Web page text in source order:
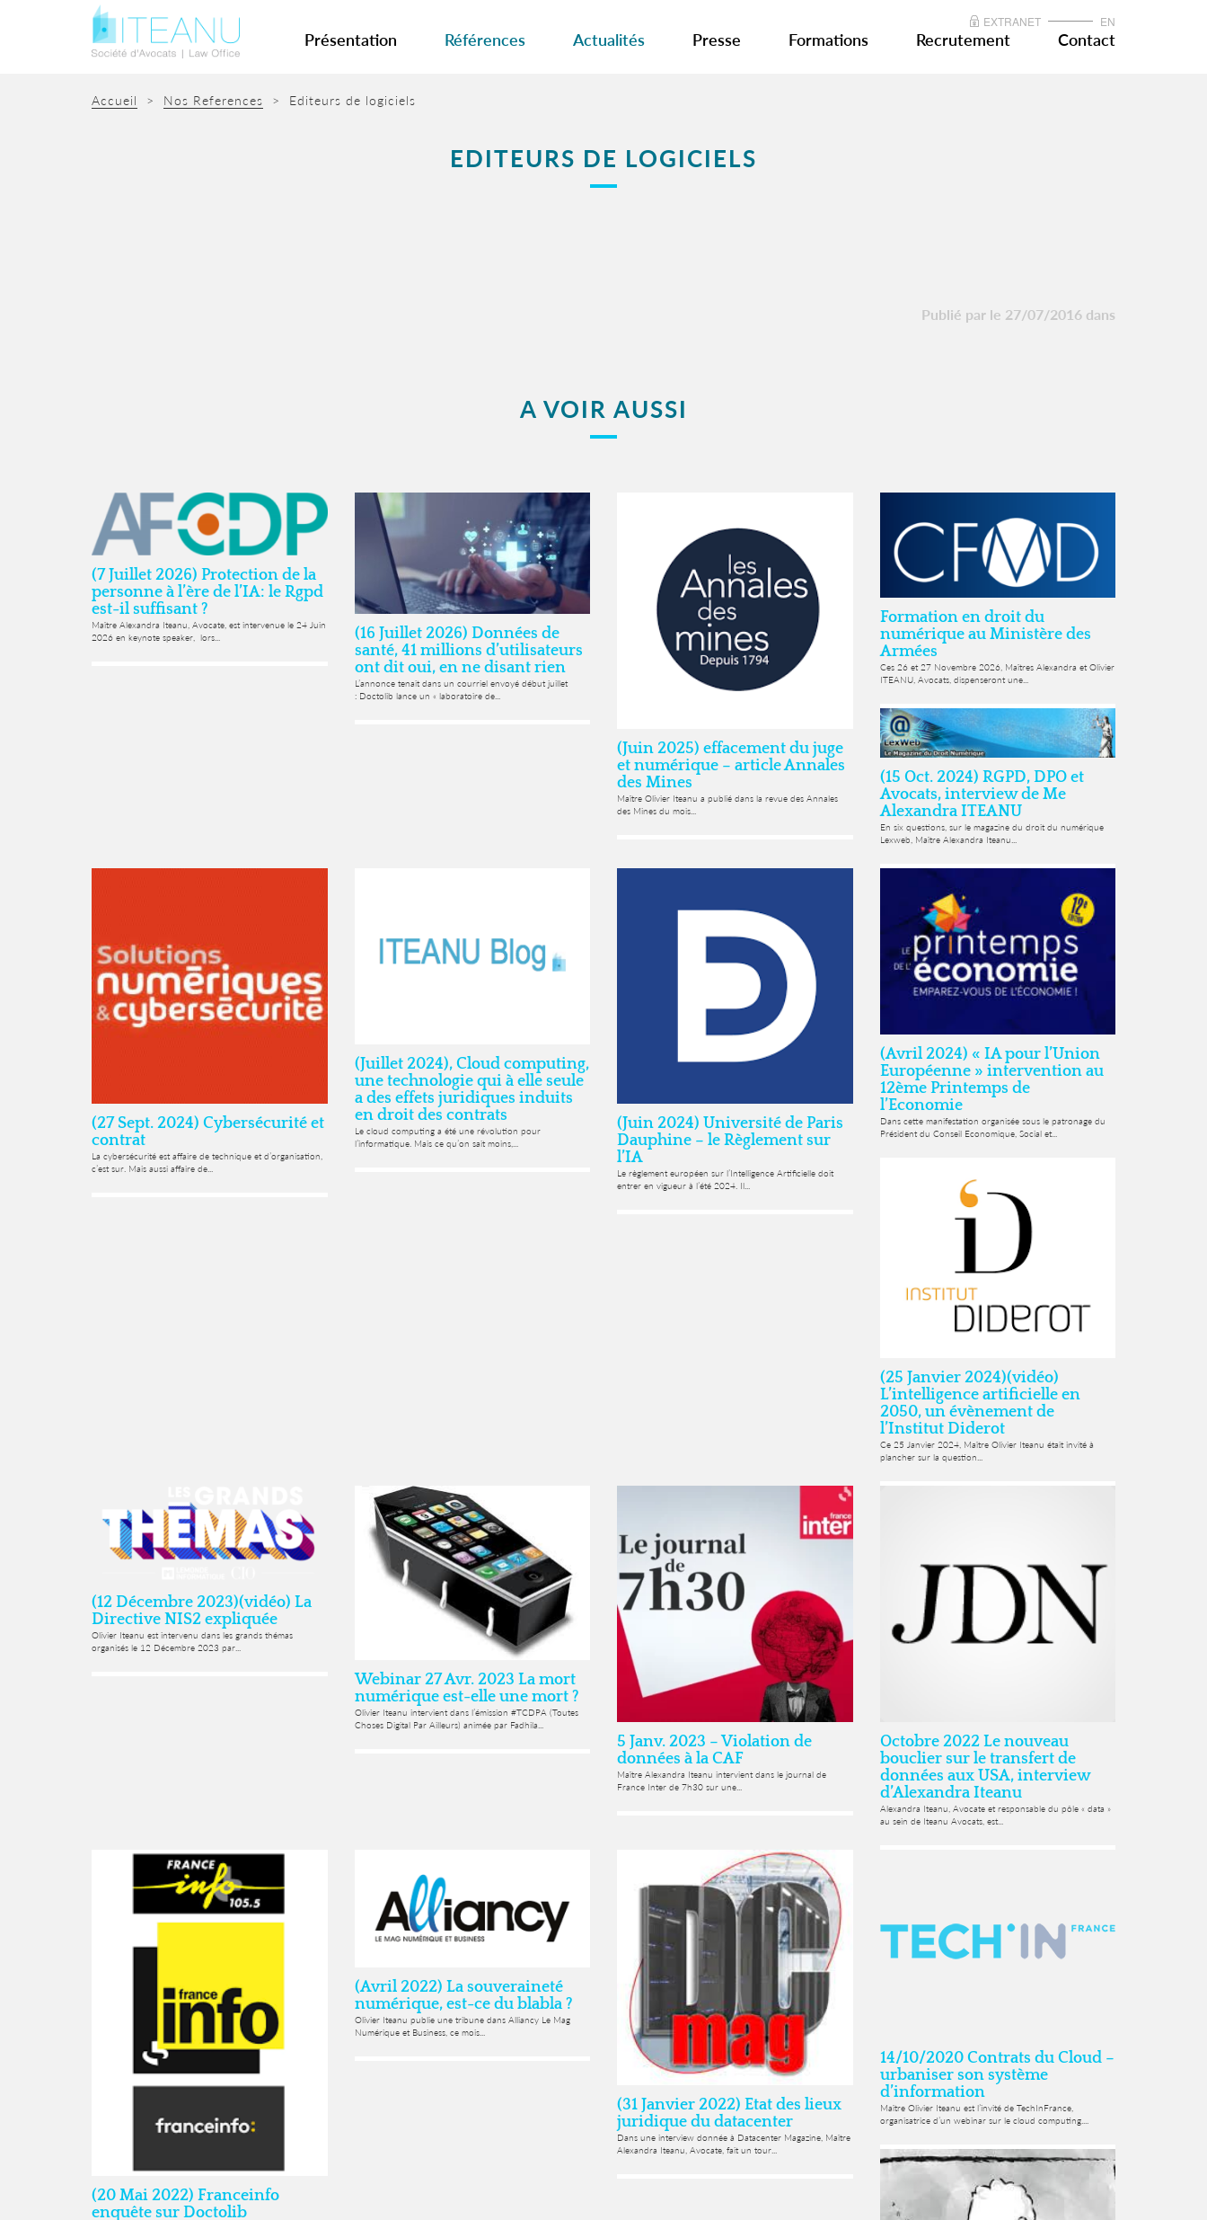
EXTRANET EN
Présentation Références Actualités Presse Formations Recrutement Contact
Accueil > Nos References > Editeurs de logiciels
EDITEURS DE LOGICIELS
Publié par le 27/07/2016 dans
A VOIR AUSSI
(7 Juillet 2026) Protection de la
personne à l’ère de l’IA: le Rgpd
est-il suffisant ?
Maître Alexandra Iteanu, Avocate, est intervenue le 24 Juin
2026 en keynote speaker, lors...
(16 Juillet 2026) Données de
santé, 41 millions d’utilisateurs
ont dit oui, en ne disant rien
L’annonce tenait dans un courriel envoyé début juillet
: Doctolib lance un « laboratoire de...
(Juin 2025) effacement du juge
et numérique – article Annales
des Mines
Maître Olivier Iteanu a publié dans la revue des Annales
des Mines du mois...
Formation en droit du
numérique au Ministère des
Armées
Ces 26 et 27 Novembre 2026, Maîtres Alexandra et Olivier
ITEANU, Avocats, dispenseront une...
(15 Oct. 2024) RGPD, DPO et
Avocats, interview de Me
Alexandra ITEANU
En six questions, sur le magazine du droit du numérique
Lexweb, Maître Alexandra Iteanu...
(27 Sept. 2024) Cybersécurité et
contrat
La cybersécurité est affaire de technique et d’organisation,
c’est sur. Mais aussi affaire de...
(Juillet 2024), Cloud computing,
une technologie qui à elle seule
a des effets juridiques induits
en droit des contrats
Le cloud computing a été une révolution pour
l’informatique. Mais ce qu’on sait moins,...
(Juin 2024) Université de Paris
Dauphine – le Règlement sur
l’IA
Le règlement européen sur l’Intelligence Artificielle doit
entrer en vigueur à l’été 2024. Il...
(Avril 2024) « IA pour l’Union
Européenne » intervention au
12ème Printemps de
l’Economie
Dans cette manifestation organisée sous le patronage du
Président du Conseil Economique, Social et...
(25 Janvier 2024)(vidéo)
L’intelligence artificielle en
2050, un évènement de
l’Institut Diderot
Ce 25 Janvier 2024, Maître Olivier Iteanu était invité à
plancher sur la question...
(12 Décembre 2023)(vidéo) La
Directive NIS2 expliquée
Olivier Iteanu est intervenu dans les grands thémas
organisés le 12 Décembre 2023 par...
Webinar 27 Avr. 2023 La mort
numérique est-elle une mort ?
Olivier Iteanu intervient dans l’émission #TCDPA (Toutes
Choses Digital Par Ailleurs) animée par Fadhila...
5 Janv. 2023 – Violation de
données à la CAF
Maître Alexandra Iteanu intervient dans le journal de
France Inter de 7h30 sur une...
Octobre 2022 Le nouveau
bouclier sur le transfert de
données aux USA, interview
d’Alexandra Iteanu
Alexandra Iteanu, Avocate et responsable du pôle « data »
au sein de Iteanu Avocats, est...
(20 Mai 2022) Franceinfo
enquête sur Doctolib
(Avril 2022) La souveraineté
numérique, est-ce du blabla ?
Olivier Iteanu publie une tribune dans Alliancy Le Mag
Numérique et Business, ce mois...
(31 Janvier 2022) Etat des lieux
juridique du datacenter
Dans une interview donnée à Datacenter Magazine, Maître
Alexandra Iteanu, Avocate, fait un tour...
14/10/2020 Contrats du Cloud –
urbaniser son système
d’information
Maître Olivier Iteanu est l’invité de TechInFrance,
organisatrice d’un webinar sur le cloud computing....